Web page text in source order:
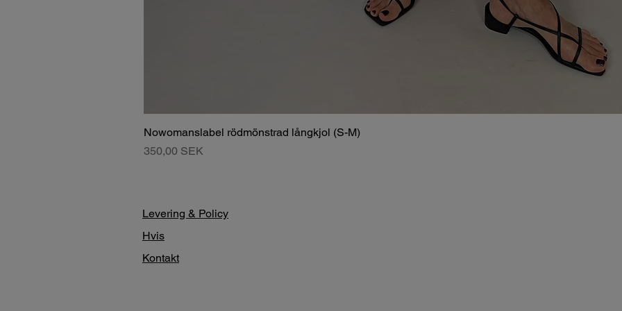
Nowomanslabel rödmönstrad långkjol (S-M)
Pris
350,00 SEK
Levering & Policy
Hvis
Kontakt